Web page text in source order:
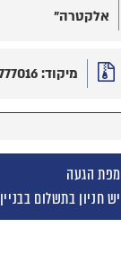
אלקטרה"
מיקוד: 6777016
מפת הגעה
יש חניון בתשלום בבניין